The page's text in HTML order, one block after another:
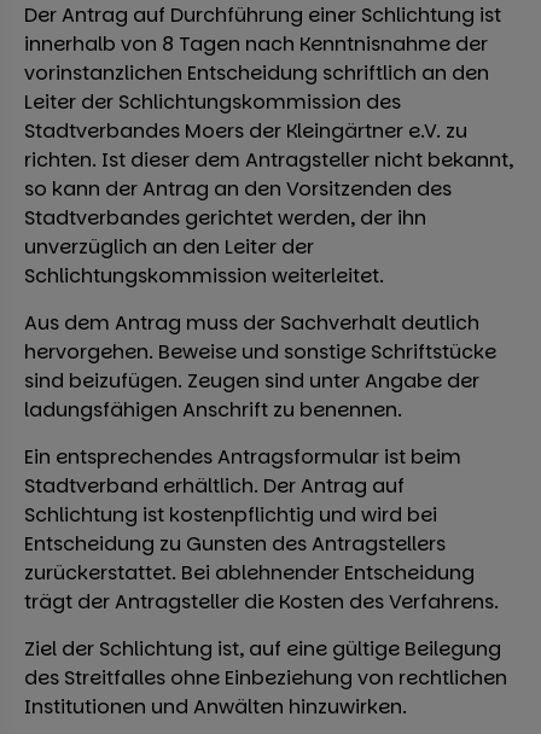
Der Antrag auf Durchführung einer Schlichtung ist
innerhalb von 8 Tagen nach Kenntnisnahme der
vorinstanzlichen Entscheidung schriftlich an den
Leiter der Schlichtungskommission des
Stadtverbandes Moers der Kleingärtner e.V. zu
richten. Ist dieser dem Antragsteller nicht bekannt,
so kann der Antrag an den Vorsitzenden des
Stadtverbandes gerichtet werden, der ihn
unverzüglich an den Leiter der
Schlichtungskommission weiterleitet.
Aus dem Antrag muss der Sachverhalt deutlich
hervorgehen. Beweise und sonstige Schriftstücke
sind beizufügen. Zeugen sind unter Angabe der
ladungsfähigen Anschrift zu benennen.
Ein entsprechendes Antragsformular ist beim
Stadtverband erhältlich. Der Antrag auf
Schlichtung ist kostenpflichtig und wird bei
Entscheidung zu Gunsten des Antragstellers
zurückerstattet. Bei ablehnender Entscheidung
trägt der Antragsteller die Kosten des Verfahrens.
Ziel der Schlichtung ist, auf eine gültige Beilegung
des Streitfalles ohne Einbeziehung von rechtlichen
Institutionen und Anwälten hinzuwirken.